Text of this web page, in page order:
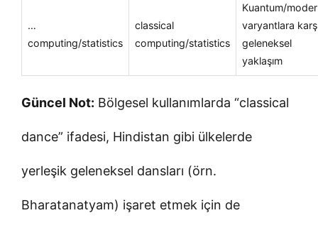
…
computing/statistics
classical
computing/statistics
Kuantum/
varyantlara
geleneksel
yaklaşım
Güncel Not: Bölgesel kullanımlarda “classical
dance” ifadesi, Hindistan gibi ülkelerde
yerleşik geleneksel dansları (örn.
Bharatanatyam) işaret etmek için de